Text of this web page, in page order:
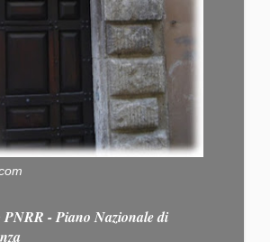
- Piano Nazionale di